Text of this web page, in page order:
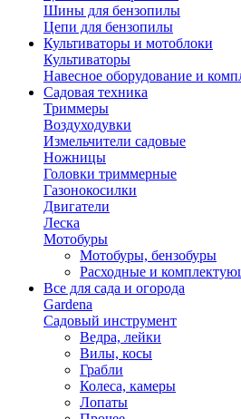
Шины для бензопилы
Цепи для бензопилы
Культиваторы и мотоблоки
Культиваторы
Навесное оборудование и
Садовая техника
Триммеры
Воздуходувки
Измельчители садовые
Ножницы
Головки триммерные
Газонокосилки
Двигатели
Леска
Мотобуры
Мотобуры, бензобуры
Расходные и
Все для сада и огорода
Gardena
Садовый инструмент
Ведра, лейки
Вилы, косы
Грабли
Колеса, камеры
Лопаты